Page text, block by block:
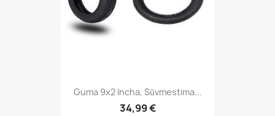
Guma 9x2 Incha, Sŭvmestima...
34,99 €